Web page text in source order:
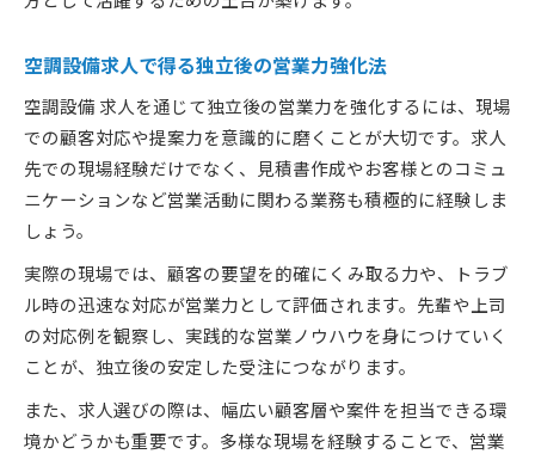
空調設備求人で得る独立後の営業力強化法
空調設備 求人を通じて独立後の営業力を強化するには、現場
での顧客対応や提案力を意識的に磨くことが大切です。求人
先での現場経験だけでなく、見積書作成やお客様とのコミュ
ニケーションなど営業活動に関わる業務も積極的に経験しま
しょう。
実際の現場では、顧客の要望を的確にくみ取る力や、トラブ
ル時の迅速な対応が営業力として評価されます。先輩や上司
の対応例を観察し、実践的な営業ノウハウを身につけていく
ことが、独立後の安定した受注につながります。
また、求人選びの際は、幅広い顧客層や案件を担当できる環
境かどうかも重要です。多様な現場を経験することで、営業